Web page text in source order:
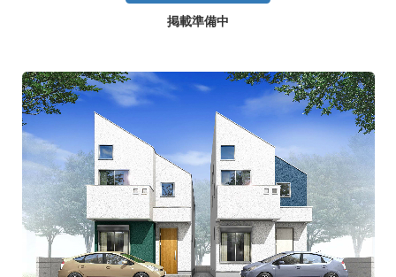
掲載準備中